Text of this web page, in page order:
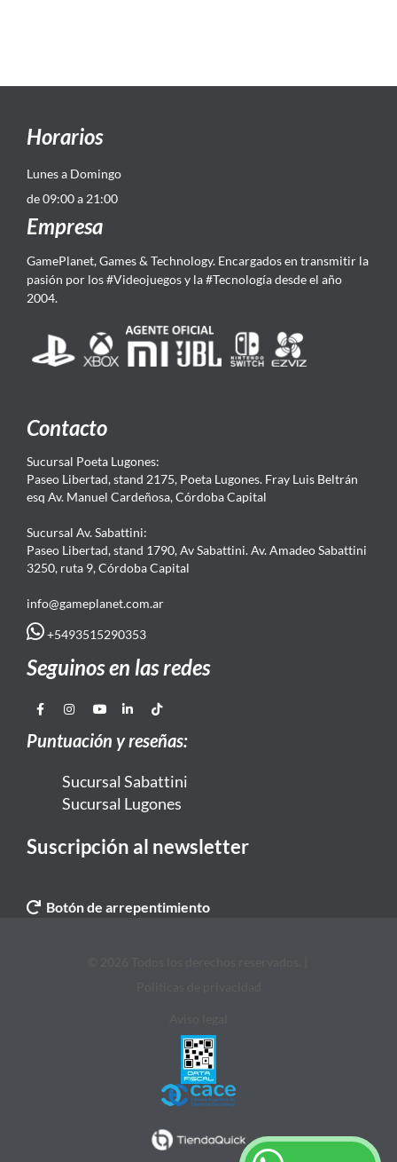
Horarios
Lunes a Domingo
de 09:00 a 21:00
Empresa
GamePlanet, Games & Technology. Encargados en transmitir la
pasión por los #Videojuegos y la #Tecnología desde el año
2004.
Contacto
Sucursal Poeta Lugones:
Paseo Libertad, stand 2175, Poeta Lugones. Fray Luis Beltrán
esq Av. Manuel Cardeñosa, Córdoba Capital
Sucursal Av. Sabattini:
Paseo Libertad, stand 1790, Av Sabattini. Av. Amadeo Sabattini
3250, ruta 9, Córdoba Capital
info@gameplanet.com.ar
+5493515290353
Seguinos en las redes
Puntuación y reseñas:
Sucursal Sabattini
Sucursal Lugones
Suscripción al newsletter
Botón de arrepentimiento